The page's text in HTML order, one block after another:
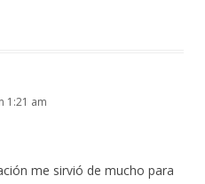
1:21 am
me sirvió de mucho para